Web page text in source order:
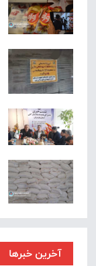
آخرین خبرها